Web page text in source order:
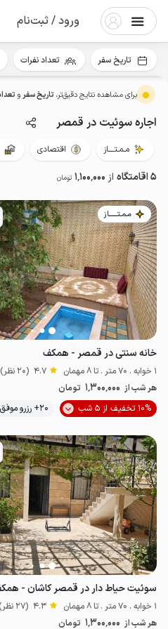
ورود / ثبت‌نام
برای مشاهده نتایج دقیق‌تر، تاریخ سفرو
اجاره سوئیت در قمصر
مـمـتــــاز اقتصادی
5 اقامتگاه از 1٬100٬000 تومان
مـمـتــــــاز
خانه سنتی در قمصر - همکف
1 خوابه . 70 متر . تا 8 مهمان 4.7 (20 نظر)
هر شب از 1٬300٬000 تومان
10% تخفیف از 5 شب
20+ رزرو موفق
سوئیت حیاط دار در قمصر کاشان -
1 خوابه . 70 متر . تا 8 مهمان 4.3 (27 نظر)
هر شب از 1٬300٬000 تومان
تاریخ سفر تعداد نفرات